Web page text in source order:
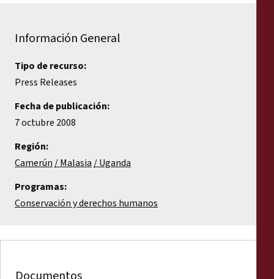
Declaraciones
Informes anuales
Información General
Tipo de recurso:
Press Releases
Fecha de publicación:
7 octubre 2008
Región:
Camerún
Malasia
Uganda
Programas:
Conservación y derechos humanos